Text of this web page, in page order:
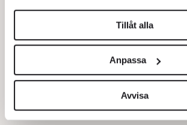
helst från cookie-förklaringen.
Vi använder enhetsidentifierare för att
för sociala medier och analysera vår
vidarebefordrar även sådana
information från din enhet till de sociala
annons- och analysföretag som vi
Tillåt alla
Anpassa
Avvisa